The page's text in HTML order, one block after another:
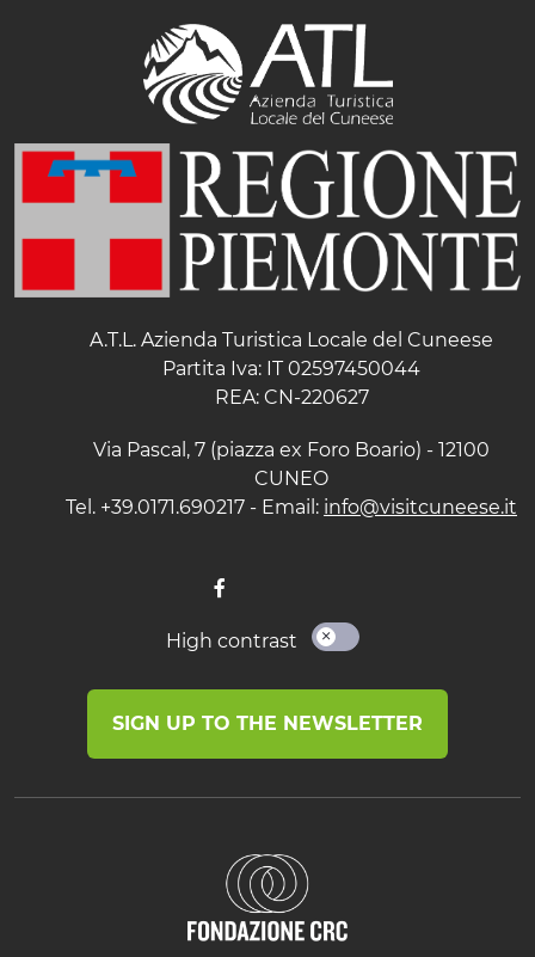
A.T.L. Azienda Turistica Locale del Cuneese
Partita Iva: IT 02597450044
REA: CN-220627
Via Pascal, 7 (piazza ex Foro Boario) - 12100
CUNEO
Tel. +39.0171.690217 - Email: info@visitcuneese.it
High contrast
SIGN UP TO THE NEWSLETTER